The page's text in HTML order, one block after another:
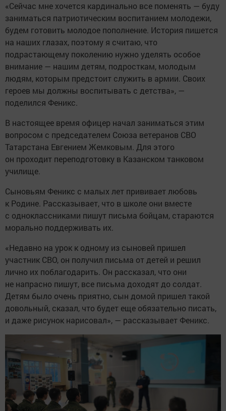
«Сейчас мне хочется кардинально все поменять — буду
заниматься патриотическим воспитанием молодежи,
будем готовить молодое пополнение. История пишется
на наших глазах, поэтому я считаю, что
подрастающему поколению нужно уделять особое
внимание — нашим детям, подросткам, молодым
людям, которым предстоит служить в армии. Своих
героев мы должны воспитывать с детства», —
поделился Феникс.
В настоящее время офицер начал заниматься этим
вопросом с председателем Союза ветеранов СВО
Татарстана Евгением Жемковым. Для этого
он проходит переподготовку в Казанском танковом
училище.
Сыновьям Феникс с малых лет прививает любовь
к Родине. Рассказывает, что в школе они вместе
с одноклассниками пишут письма бойцам, стараются
морально поддерживать их.
«Недавно на урок к одному из сыновей пришел
участник СВО, он получил письма от детей и решил
лично их поблагодарить. Он рассказал, что они
не напрасно пишут, все письма доходят до солдат.
Детям было очень приятно, сын домой пришел такой
довольный, сказал, что будет еще обязательно писать,
и даже рисунок нарисовал», — рассказывает Феникс.